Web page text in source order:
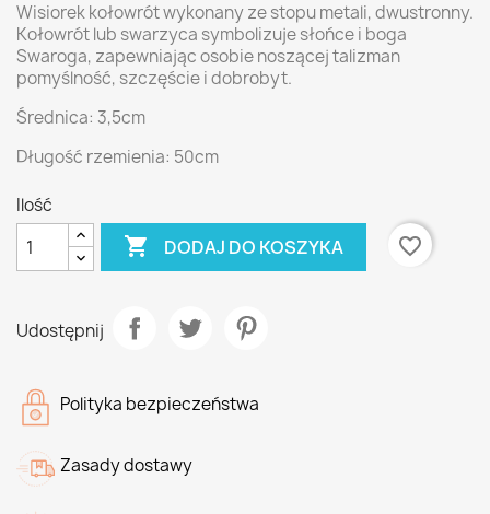
Wisiorek kołowrót wykonany ze stopu metali, dwustronny.
Kołowrót lub swarzyca symbolizuje słońce i boga
Swaroga, zapewniając osobie noszącej talizman
pomyślność, szczęście i dobrobyt.
Średnica: 3,5cm
Długość rzemienia: 50cm
Ilość
 DODAJ DO KOSZYKA favorite_border
Udostępnij
Polityka bezpieczeństwa
Zasady dostawy